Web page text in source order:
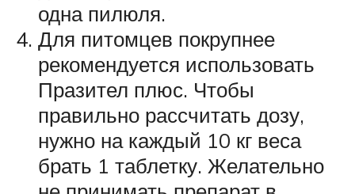
одна пилюля.
Для питомцев покрупнее
рекомендуется использовать
Празител плюс. Чтобы
правильно рассчитать дозу,
нужно на каждый 10 кг веса
брать 1 таблетку. Желательно